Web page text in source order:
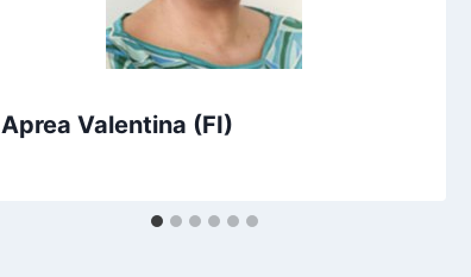
Aprea Valentina (FI)